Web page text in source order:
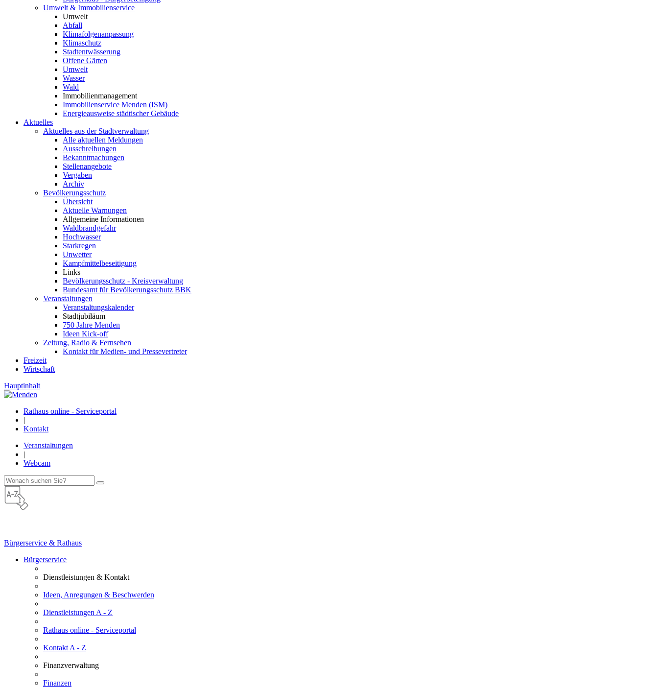
Umwelt & Immobilienservice
Umwelt
Abfall
Klimafolgenanpassung
Klimaschutz
Stadtentwässerung
Offene Gärten
Umwelt
Wasser
Wald
Immobilienmanagement
Immobilienservice Menden (ISM)
Energieausweise städtischer Gebäude
Aktuelles
Aktuelles aus der Stadtverwaltung
Alle aktuellen Meldungen
Ausschreibungen
Bekanntmachungen
Stellenangebote
Vergaben
Archiv
Bevölkerungsschutz
Übersicht
Aktuelle Warnungen
Allgemeine Informationen
Waldbrandgefahr
Hochwasser
Starkregen
Unwetter
Kampfmittelbeseitigung
Links
Bevölkerungsschutz - Kreisverwaltung
Bundesamt für Bevölkerungsschutz BBK
Veranstaltungen
Veranstaltungskalender
Stadtjubiläum
750 Jahre Menden
Ideen Kick-off
Zeitung, Radio & Fernsehen
Kontakt für Medien- und Pressevertreter
Freizeit
Wirtschaft
Hauptinhalt
Rathaus online - Serviceportal
|
Kontakt
Veranstaltungen
|
Webcam
Bürgerservice & Rathaus
Bürgerservice
Dienstleistungen & Kontakt
Ideen, Anregungen & Beschwerden
Dienstleistungen A - Z
Rathaus online - Serviceportal
Kontakt A - Z
Finanzverwaltung
Finanzen